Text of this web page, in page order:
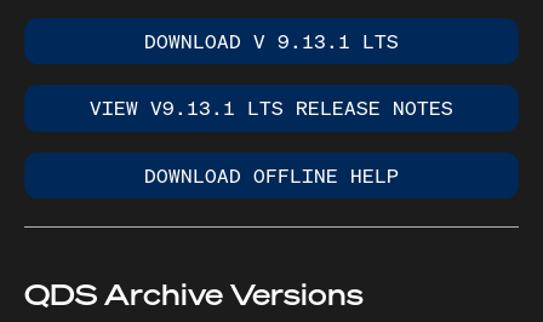
DOWNLOAD V 9.13.1 LTS
VIEW V9.13.1 LTS RELEASE NOTES
DOWNLOAD OFFLINE HELP
QDS Archive Versions